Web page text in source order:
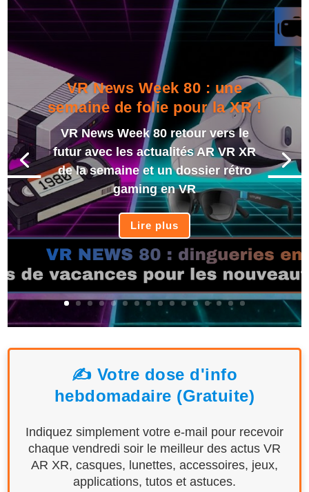
VR News Week 80 : une
semaine de folie pour la XR !
VR News Week 80 retour vers le
futur avec les actualités AR VR XR
de la semaine et un dossier rétro
gaming en VR
Lire plus
✍️ Votre dose d'info
hebdomadaire (Gratuite)
Indiquez simplement votre e-mail pour recevoir
chaque vendredi soir le meilleur des actus VR
AR XR, casques, lunettes, accessoires, jeux,
applications, tutos et astuces.